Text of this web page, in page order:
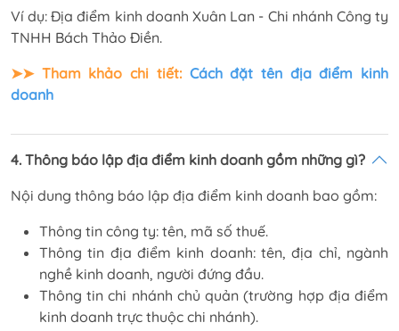
Ví dụ: Địa điểm kinh doanh Xuân Lan - Chi nhánh Công ty
TNHH Bách Thảo Điền.
➤➤ Tham khảo chi tiết: Cách đặt tên địa điểm kinh
doanh
4. Thông báo lập địa điểm kinh doanh gồm những gì?
Nội dung thông báo lập địa điểm kinh doanh bao gồm:
Thông tin công ty: tên, mã số thuế.
Thông tin địa điểm kinh doanh: tên, địa chỉ, ngành
nghề kinh doanh, người đứng đầu.
Thông tin chi nhánh chủ quản (trường hợp địa điểm
kinh doanh trực thuộc chi nhánh).